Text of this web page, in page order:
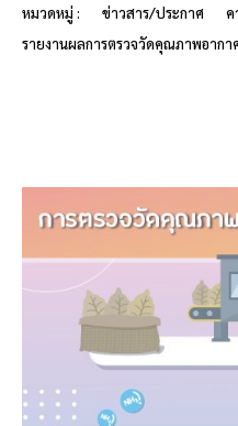
หมวดหมู่ : ข่าวสาร/ประกาศ
ค
รายงานผลการตรวจวัดคุณภาพอากา